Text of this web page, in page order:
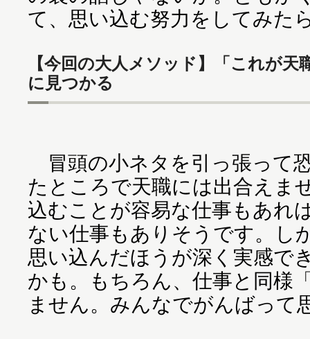
て、思い込む努力をしてみた
【今回の大人メソッド】「これが
に見つかる
冒頭の小ネタを引っ張って
たところで天職には出合えま
込むことが容易な仕事もあれ
ない仕事もありそうです。し
思い込んだほうが深く実感で
かも。もちろん、仕事と同様
ません。みんなでがんばって